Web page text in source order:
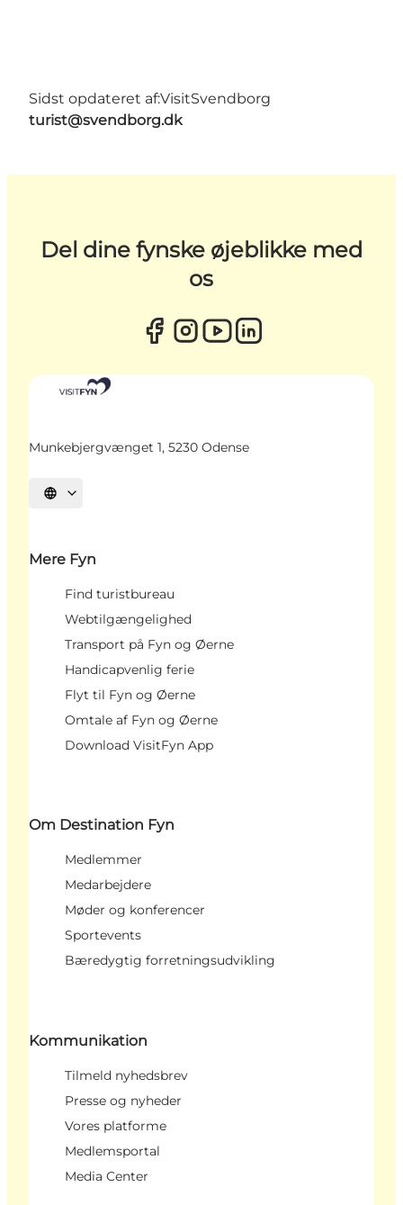
Sidst opdateret af:VisitSvendborg
turist@svendborg.dk
Del dine fynske øjeblikke med
os
Munkebjergvænget 1, 5230 Odense
Vælg sprog
Mere Fyn
Find turistbureau
Webtilgængelighed
Transport på Fyn og Øerne
Handicapvenlig ferie
Flyt til Fyn og Øerne
Omtale af Fyn og Øerne
Download VisitFyn App
Om Destination Fyn
Medlemmer
Medarbejdere
Møder og konferencer
Sportevents
Bæredygtig forretningsudvikling
Kommunikation
Tilmeld nyhedsbrev
Presse og nyheder
Vores platforme
Medlemsportal
Media Center